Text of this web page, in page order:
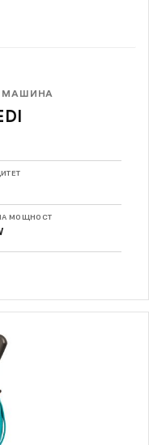
МОЩНОСТ